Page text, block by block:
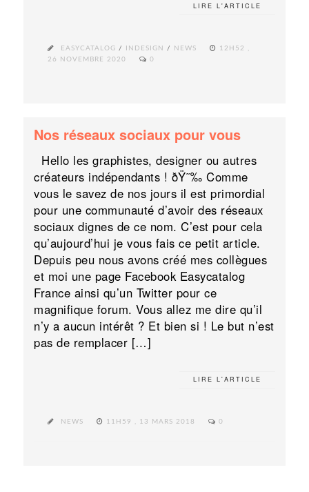
LIRE L'ARTICLE
EASYCATALOG / INDESIGN / NEWS
12H52 ,
26 NOVEMBRE 2020
0
Nos réseaux sociaux pour vous
Hello les graphistes, designer ou autres
créateurs indépendants ! ðŸ˜‰ Comme
vous le savez de nos jours il est primordial
pour une communauté d’avoir des réseaux
sociaux dignes de ce nom. C’est pour cela
qu’aujourd’hui je vous fais ce petit article.
Depuis peu nous avons créé mes collègues
et moi une page Facebook Easycatalog
France ainsi qu’un Twitter pour ce
magnifique forum. Vous allez me dire qu’il
n’y a aucun intérêt ? Et bien si ! Le but n’est
pas de remplacer […]
LIRE L'ARTICLE
NEWS 11H59 , 13 MARS 2018 0